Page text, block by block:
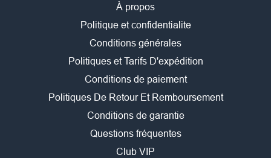
À propos
Politique et confidentialite
Conditions générales
Politiques et Tarifs D'expédition
Conditions de paiement
Politiques De Retour Et Remboursement
Conditions de garantie
Questions fréquentes
Club VIP